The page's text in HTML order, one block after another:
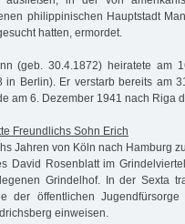
philippinischen Hauptstadt
hatten, ermordet.
(geb. 30.4.1872) heiratete am
in Berlin). Er verstarb bereits am
am 6. Dezember 1941 nach Riga
Freundlichs Sohn Erich
Jahren von Köln nach Hamburg
David Rosenblatt im
Grindelhof. In der Sexta
der öffentlichen
einweisen.